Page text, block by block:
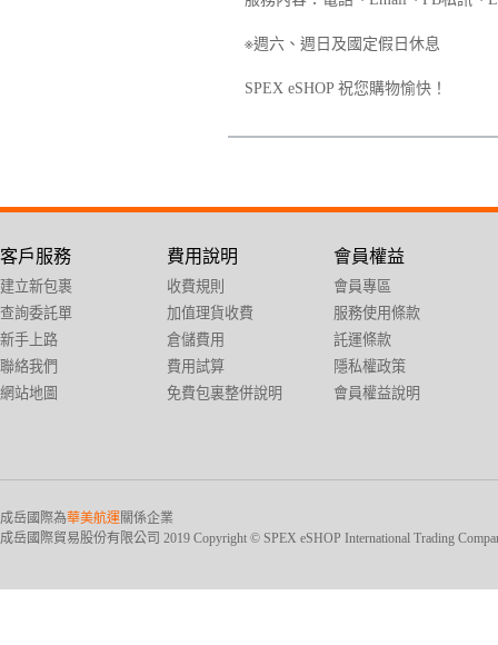
※週六、週日及國定假日休息
SPEX eSHOP 祝您購物愉快！
客戶服務
建立新包裹
查詢委託單
新手上路
聯絡我們
網站地圖
費用說明
收費規則
加值理貨收費
倉儲費用
費用試算
免費包裏整併說明
會員權益
會員專區
服務使用條款
託運條款
隱私權政策
會員權益說明
成岳國際為華美航運關係企業
成岳國際貿易股份有限公司 2019 Copyright © SPEX eSHOP International Trading